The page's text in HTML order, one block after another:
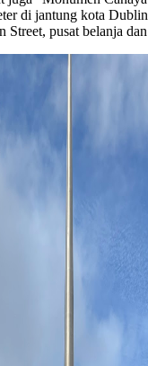
di jantung kota
Street, pusat belanja